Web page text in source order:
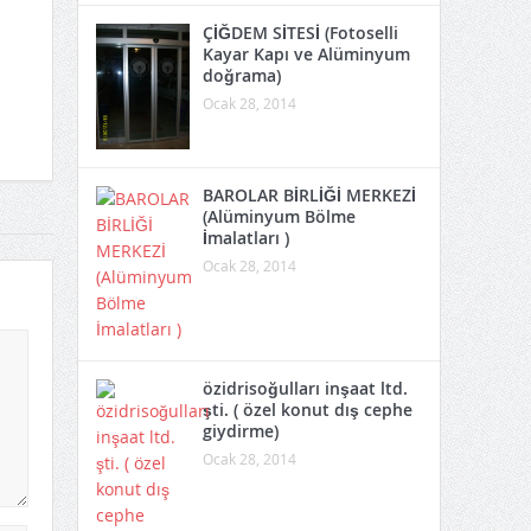
ÇİĞDEM SİTESİ (Fotoselli
Kayar Kapı ve Alüminyum
doğrama)
Ocak 28, 2014
BAROLAR BİRLİĞİ MERKEZİ
(Alüminyum Bölme
İmalatları )
Ocak 28, 2014
özidrisoğulları inşaat ltd.
şti. ( özel konut dış cephe
giydirme)
Ocak 28, 2014